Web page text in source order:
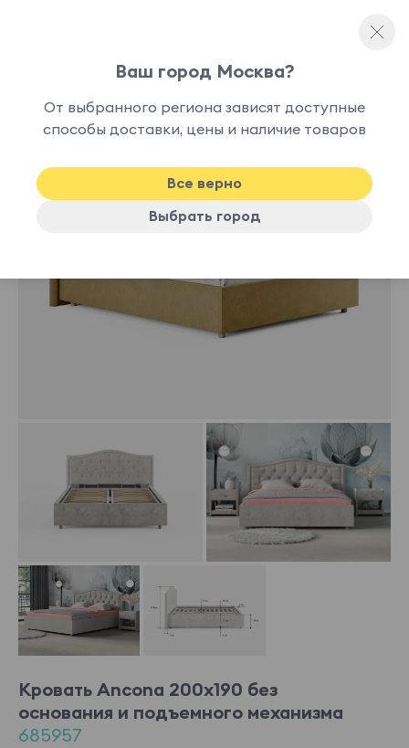
наличии
Кровать Ancona 200x190 без
основания и подъемного механизма
685957
Ваш город Москва?
От выбранного региона зависят доступные
способы доставки, цены и наличие товаров
Все верно
Выбрать город